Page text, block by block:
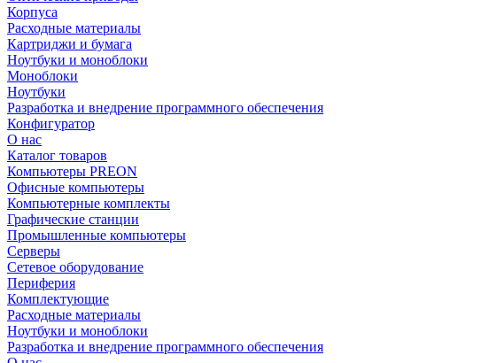
Корпуса
Расходные материалы
Картриджи и бумага
Ноутбуки и моноблоки
Моноблоки
Ноутбуки
Разработка и внедрение программного обеспечения
Конфигуратор
О нас
Каталог товаров
Компьютеры PREON
Офисные компьютеры
Компьютерные комплекты
Графические станции
Промышленные компьютеры
Серверы
Сетевое оборудование
Периферия
Комплектующие
Расходные материалы
Ноутбуки и моноблоки
Разработка и внедрение программного обеспечения